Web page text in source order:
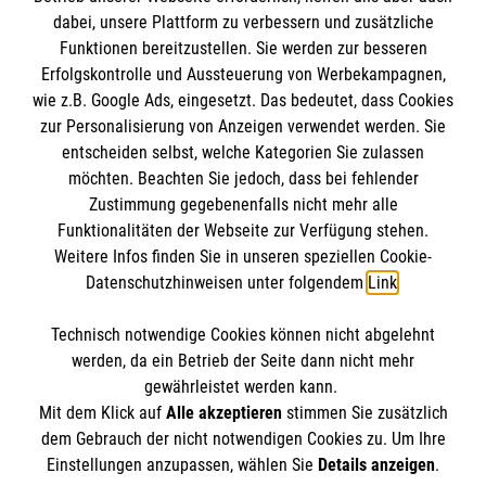
BIC: GENODED 1PA7
Newsletter abonnieren
Cookies verwalten|AGB|Impressum|Datenschutz
Barrierefreiheit |Kontakt| Sharepoint|Mediathek
dabei, unsere Plattform zu verbessern und zusätzliche
Funktionen bereitzustellen. Sie werden zur besseren
Erfolgskontrolle und Aussteuerung von Werbekampagnen,
wie z.B. Google Ads, eingesetzt. Das bedeutet, dass Cookies
zur Personalisierung von Anzeigen verwendet werden. Sie
entscheiden selbst, welche Kategorien Sie zulassen
möchten. Beachten Sie jedoch, dass bei fehlender
Zustimmung gegebenenfalls nicht mehr alle
Funktionalitäten der Webseite zur Verfügung stehen.
Weitere Infos finden Sie in unseren speziellen Cookie-
Datenschutzhinweisen unter folgendem Link.
Technisch notwendige Cookies können nicht abgelehnt
werden, da ein Betrieb der Seite dann nicht mehr
gewährleistet werden kann.
Mit dem Klick auf Alle akzeptierenstimmen Sie zusätzlich
dem Gebrauch der nicht notwendigen Cookies zu. Um Ihre
Einstellungen anzupassen, wählen Sie Details anzeigen.